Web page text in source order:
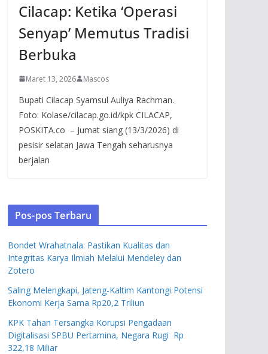
Cilacap: Ketika ‘Operasi
Senyap’ Memutus Tradisi
Berbuka
Maret 13, 2026 Mascos
Bupati Cilacap Syamsul Auliya Rachman.
Foto: Kolase/cilacap.go.id/kpk CILACAP,
POSKITA.co – Jumat siang (13/3/2026) di
pesisir selatan Jawa Tengah seharusnya
berjalan
Pos-pos Terbaru
Bondet Wrahatnala: Pastikan Kualitas dan
Integritas Karya Ilmiah Melalui Mendeley dan
Zotero
Saling Melengkapi, Jateng-Kaltim Kantongi Potensi
Ekonomi Kerja Sama Rp20,2 Triliun
KPK Tahan Tersangka Korupsi Pengadaan
Digitalisasi SPBU Pertamina, Negara Rugi Rp
322,18 Miliar